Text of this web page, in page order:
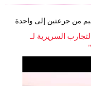
من جرعتين إلى واحدة
السريرية لـ